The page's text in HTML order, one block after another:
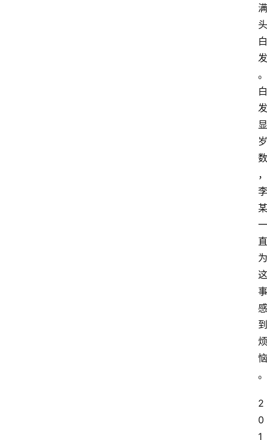
满
头
白
发
。
白
发
显
岁
数
，
李
某
一
直
为
这
事
感
到
烦
恼
。
2
0
1